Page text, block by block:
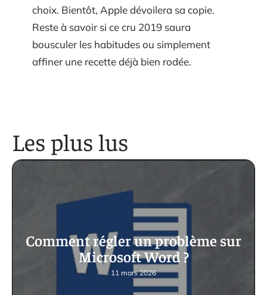
choix. Bientôt, Apple dévoilera sa copie.
Reste à savoir si ce cru 2019 saura
bousculer les habitudes ou simplement
affiner une recette déjà bien rodée.
Les plus lus
Comment régler un problème sur
Microsoft Word ?
11 mars 2026